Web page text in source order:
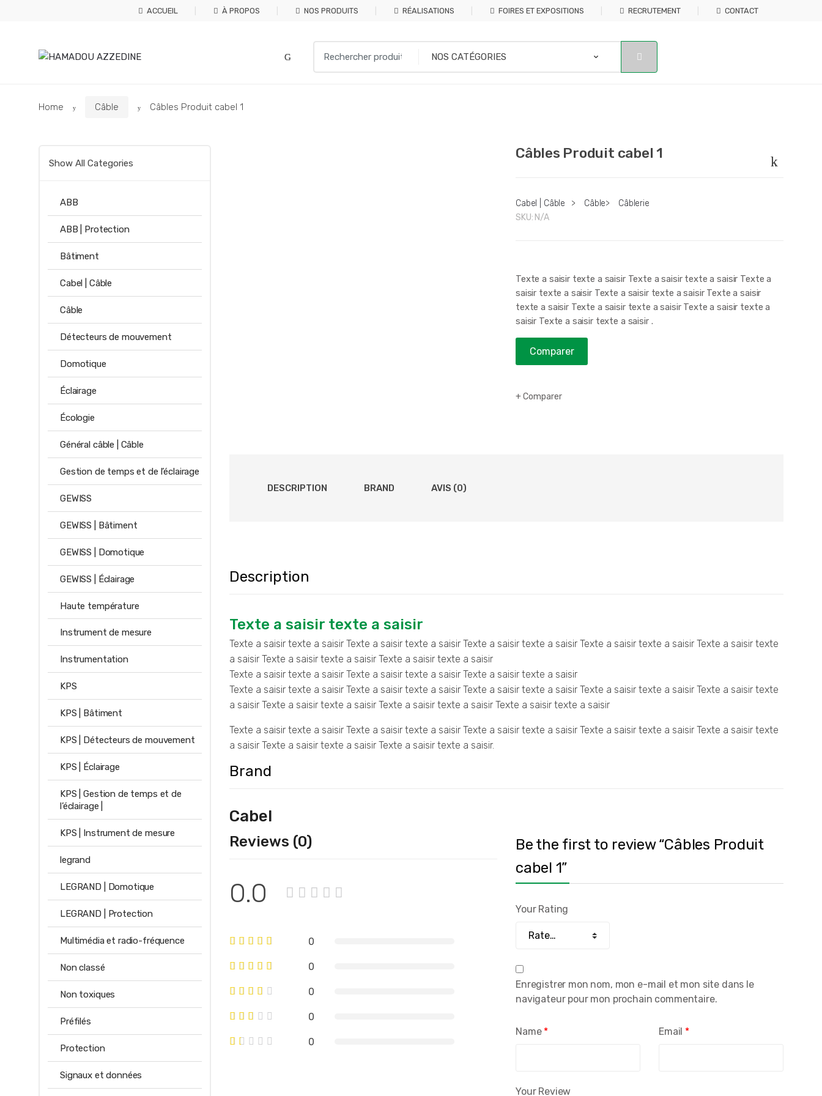
ACCUEIL À PROPOS NOS PRODUITS RÉALISATIONS FOIRES ET EXPOSITIONS RECRUTEMENT CONTACT
for:
Home Câble Câbles Produit cabel 1
Câbles Produit cabel 1
Cabel | Câble > Câble>
Câblerie
SKU: N/A
Texte a saisir texte a saisir Texte a saisir texte a saisir Texte a
saisir texte a saisir Texte a saisir texte a saisir Texte a saisir
texte a saisir Texte a saisir texte a saisir Texte a saisir texte a
saisir Texte a saisir texte a saisir .
Comparer
Comparer
DESCRIPTION BRAND AVIS (0)
Description
Texte a saisir texte a saisir
Texte a saisir texte a saisir Texte a saisir texte a saisir Texte a saisir texte a saisir Texte a saisir texte a saisir Texte a saisir texte
a saisir Texte a saisir texte a saisir Texte a saisir texte a saisir
Texte a saisir texte a saisir Texte a saisir texte a saisir Texte a saisir texte a saisir
Texte a saisir texte a saisir Texte a saisir texte a saisir Texte a saisir texte a saisir Texte a saisir texte a saisir Texte a saisir texte
a saisir Texte a saisir texte a saisir Texte a saisir texte a saisir Texte a saisir texte a saisir
Texte a saisir texte a saisir Texte a saisir texte a saisir Texte a saisir texte a saisir Texte a saisir texte a saisir Texte a saisir texte
a saisir Texte a saisir texte a saisir Texte a saisir texte a saisir.
Brand
Cabel
Reviews (0)
0.0
0
0
0
0
0
Be the first to review “Câbles Produit
cabel 1”
Your Rating
Your Review
Name * Email *
Enregistrer mon nom, mon e-mail et mon site dans le
navigateur pour mon prochain commentaire.
Show All Categories
ABB
ABB | Protection
Bâtiment
Cabel | Câble
Câble
Détecteurs de mouvement
Domotique
Éclairage
Écologie
Général câble | Câble
Gestion de temps et de l’éclairage
GEWISS
GEWISS | Bâtiment
GEWISS | Domotique
GEWISS | Éclairage
Haute température
Instrument de mesure
Instrumentation
KPS
KPS | Bâtiment
KPS | Détecteurs de mouvement
KPS | Éclairage
KPS | Gestion de temps et de
l’éclairage |
KPS | Instrument de mesure
legrand
LEGRAND | Domotique
LEGRAND | Protection
Multimédia et radio-fréquence
Non classé
Non toxiques
Préfilés
Protection
Signaux et données